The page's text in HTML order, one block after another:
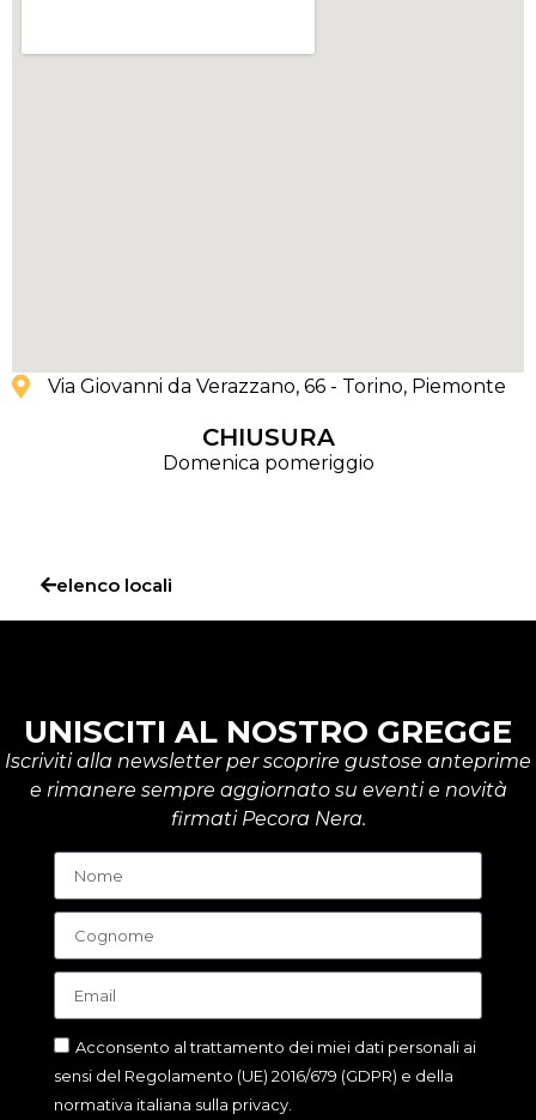
Via Giovanni da Verazzano, 66 - Torino, Piemonte
CHIUSURA
Domenica pomeriggio
elenco locali
UNISCITI AL NOSTRO GREGGE
Iscriviti alla newsletter per scoprire gustose anteprime
e rimanere sempre aggiornato su eventi e novità
firmati Pecora Nera.
Acconsento al trattamento dei miei dati personali ai
sensi del Regolamento (UE) 2016/679 (GDPR) e della
normativa italiana sulla privacy.